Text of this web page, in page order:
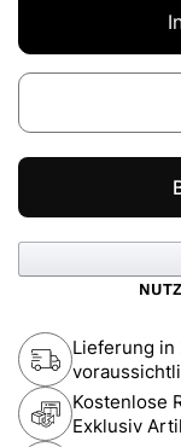
Lieferung in
Kostenlose
Exklusiv